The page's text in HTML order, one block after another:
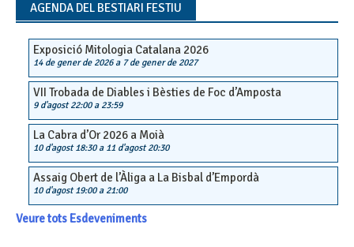
AGENDA DEL BESTIARI FESTIU
Exposició Mitologia Catalana 2026
14 de gener de 2026a 7 de gener de 2027
VII Trobada de Diables i Bèsties de Foc d’Amposta
9 d'agost 22:00a 23:59
La Cabra d’Or 2026 a Moià
10 d'agost 18:30a 11 d'agost 20:30
Assaig Obert de l’Àliga a La Bisbal d’Empordà
10 d'agost 19:00a 21:00
Veure tots Esdeveniments